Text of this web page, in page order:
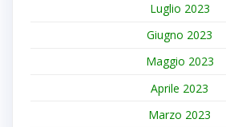
Luglio 2023
Giugno 2023
Maggio 2023
Aprile 2023
Marzo 2023